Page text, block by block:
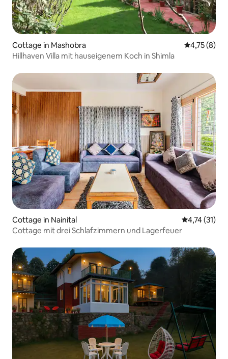
Cottage in Mashobra
4,75 (8)
Hillhaven Villa mit hauseigenem Koch in Shimla
Cottage in Nainital
4,74 (31)
Cottage mit drei Schlafzimmern und Lagerfeuer